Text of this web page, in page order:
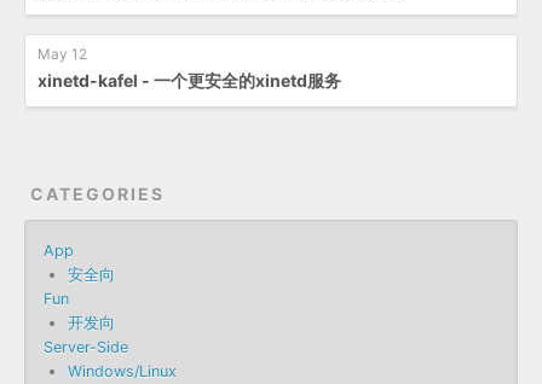
May 12
xinetd-kafel - 一个更安全的xinetd服务
CATEGORIES
App
安全向
Fun
开发向
Server-Side
Windows/Linux